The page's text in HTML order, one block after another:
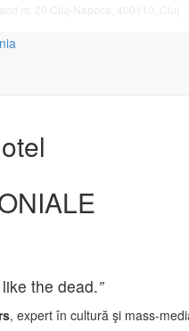
the dead.”
, expert în cultură şi mass-